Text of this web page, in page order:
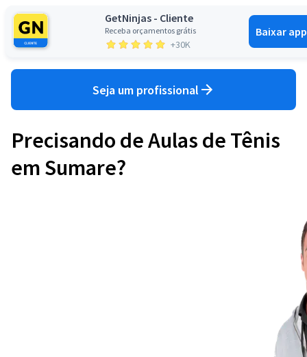
GetNinjas - Cliente
Receba orçamentos grátis
+30K
Baixar app
Seja um profissional
Precisando de Aulas de Tênis
em Sumare?